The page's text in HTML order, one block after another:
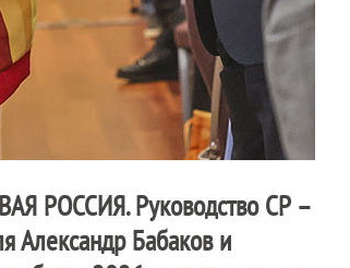
РОССИЯ. Руководство СР –
Александр Бабаков и